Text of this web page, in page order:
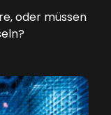
oder müssen